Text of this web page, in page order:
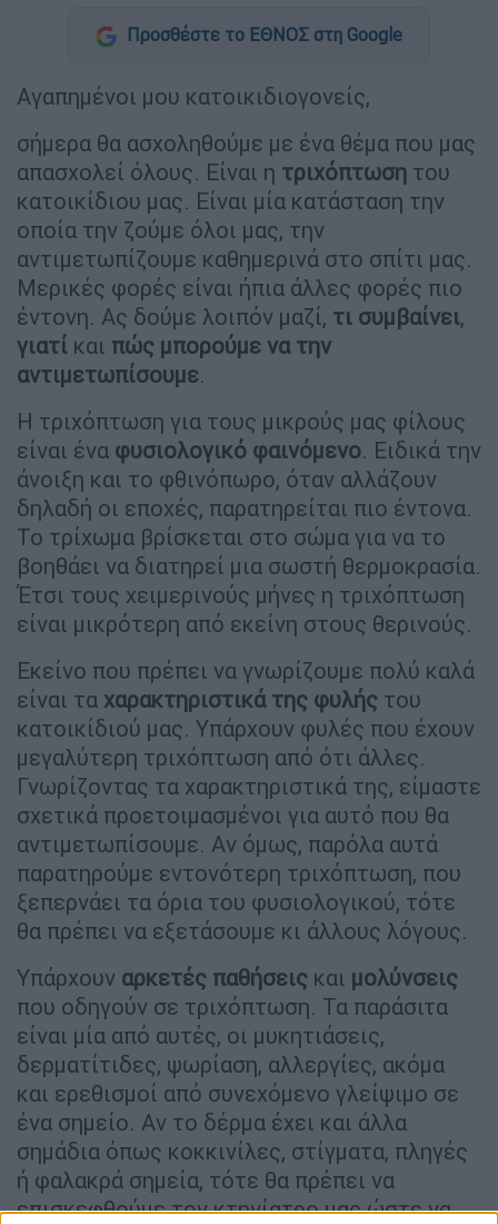
Προσθέστε το ΕΘΝΟΣ στη Google
Αγαπημένοι μου κατοικιδιογονείς,
σήμερα θα ασχοληθούμε με ένα θέμα που μας
απασχολεί όλους. Είναι η τριχόπτωση του
κατοικίδιου μας. Είναι μία κατάσταση την
οποία την ζούμε όλοι μας, την
αντιμετωπίζουμε καθημερινά στο σπίτι μας.
Μερικές φορές είναι ήπια άλλες φορές πιο
έντονη. Ας δούμε λοιπόν μαζί, τι συμβαίνει,
γιατί και πώς μπορούμε να την
αντιμετωπίσουμε.
Η τριχόπτωση για τους μικρούς μας φίλους
είναι ένα φυσιολογικό φαινόμενο. Ειδικά την
άνοιξη και το φθινόπωρο, όταν αλλάζουν
δηλαδή οι εποχές, παρατηρείται πιο έντονα.
Το τρίχωμα βρίσκεται στο σώμα για να το
βοηθάει να διατηρεί μια σωστή θερμοκρασία.
Έτσι τους χειμερινούς μήνες η τριχόπτωση
είναι μικρότερη από εκείνη στους θερινούς.
Εκείνο που πρέπει να γνωρίζουμε πολύ καλά
είναι τα χαρακτηριστικά της φυλής του
κατοικίδιού μας. Υπάρχουν φυλές που έχουν
μεγαλύτερη τριχόπτωση από ότι άλλες.
Γνωρίζοντας τα χαρακτηριστικά της, είμαστε
σχετικά προετοιμασμένοι για αυτό που θα
αντιμετωπίσουμε. Αν όμως, παρόλα αυτά
παρατηρούμε εντονότερη τριχόπτωση, που
ξεπερνάει τα όρια του φυσιολογικού, τότε
θα πρέπει να εξετάσουμε κι άλλους λόγους.
Υπάρχουν αρκετές παθήσεις και μολύνσεις
που οδηγούν σε τριχόπτωση. Τα παράσιτα
είναι μία από αυτές, οι μυκητιάσεις,
δερματίτιδες, ψωρίαση, αλλεργίες, ακόμα
και ερεθισμοί από συνεχόμενο γλείψιμο σε
ένα σημείο. Αν το δέρμα έχει και άλλα
σημάδια όπως κοκκινίλες, στίγματα, πληγές
ή φαλακρά σημεία, τότε θα πρέπει να
επισκεφθούμε τον κτηνίατρο μας ώστε να